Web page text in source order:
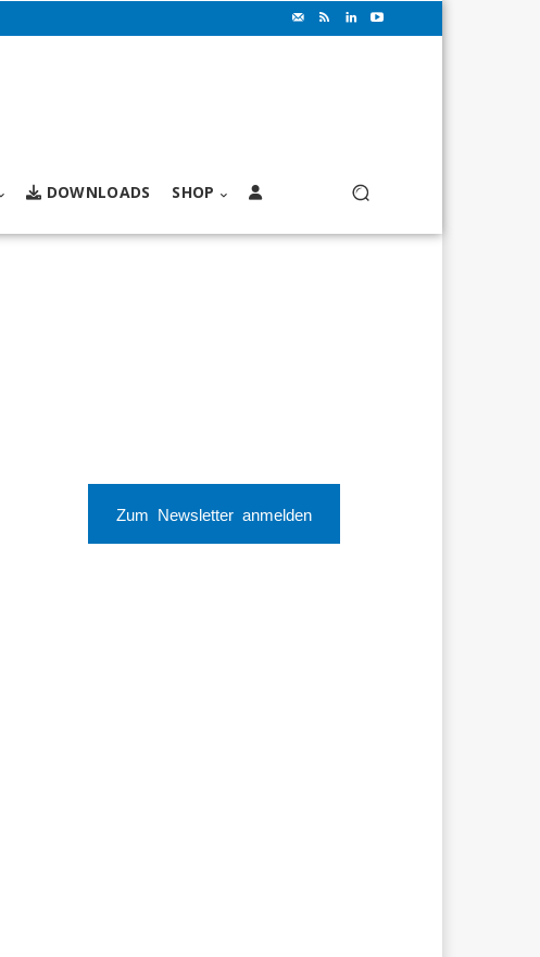
DOWNLOADS SHOP
Zum Newsletter anmelden